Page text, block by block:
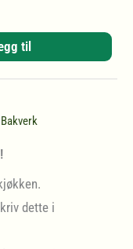
til
Bakverk
dette i